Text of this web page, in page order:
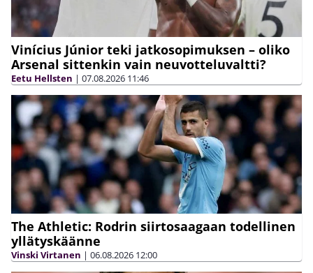
Vinícius Júnior teki jatkosopimuksen – oliko
Arsenal sittenkin vain neuvotteluvaltti?
Eetu Hellsten | 07.08.2026 11:46
The Athletic: Rodrin siirtosaagaan todellinen
yllätyskäänne
Vinski Virtanen | 06.08.2026 12:00